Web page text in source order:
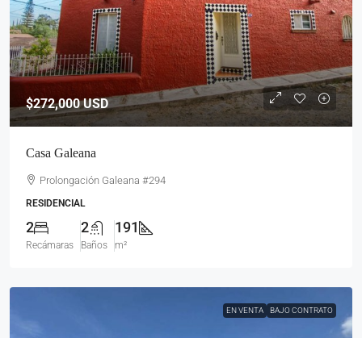
$272,000USD
Casa Galeana
Prolongación Galeana #294
RESIDENCIAL
2
Recámaras
2
Baños
191
m²
EN VENTA BAJO CONTRATO